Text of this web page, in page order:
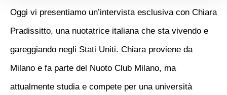
Oggi vi presentiamo un’intervista esclusiva con Chiara
Pradissitto, una nuotatrice italiana che sta vivendo e
gareggiando negli Stati Uniti. Chiara proviene da
Milano e fa parte del Nuoto Club Milano, ma
attualmente studia e compete per una università